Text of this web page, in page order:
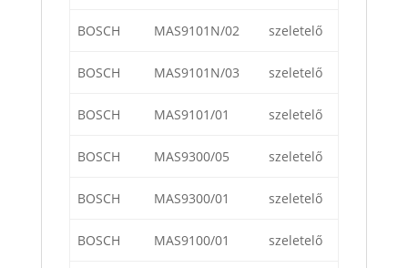
BOSCH MAS9101N/02 szeletelő
BOSCH MAS9101N/03 szeletelő
BOSCH MAS9101/01 szeletelő
BOSCH MAS9300/05 szeletelő
BOSCH MAS9300/01 szeletelő
BOSCH MAS9100/01 szeletelő